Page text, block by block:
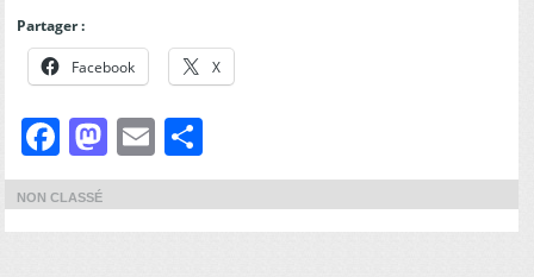
Partager :
Facebook X
FacebookMastodonEmail
NON CLASSÉ